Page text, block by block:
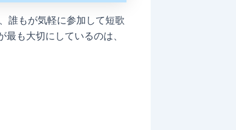
誰もが気軽に参加して短歌
も大切にしているのは、